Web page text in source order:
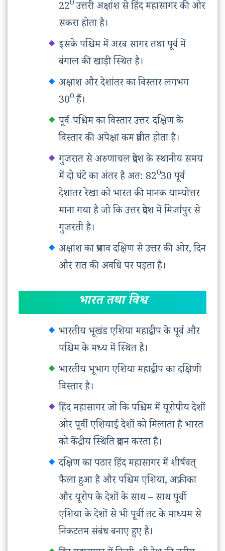
220उत्तरी अक्षांश से हिंद महासागर की ओर
संकरा होता है।
इसके पश्चिम में अरब सागर तथा पूर्व में
बंगाल की खाड़ी स्थित है।
अक्षांश और देशांतर का विस्तार लगभग
300हैं।
पूर्व-पश्चिम का विस्तार उत्तर-दक्षिण के
विस्तार की अपेक्षा कम प्रतीत होता है।
गुजरात से अरुणाचल प्रदेश के स्थानीय समय
में दो घंटे का अंतर है अत: 82030 पूर्व
देशांतर रेखा को भारत की मानक याम्योत्तर
माना गया है जो कि उत्तर प्रदेश में मिर्जापुर से
गुजरती है।
अक्षांश का प्रभाव दक्षिण से उत्तर की ओर, दिन
और रात की अवधि पर पड़ता है।
भारत तथा विश्व
भारतीय भूखंड एशिया महाद्वीप के पूर्व और
पश्चिम के मध्य में स्थित है।
भारतीय भूभाग एशिया महाद्वीप का दक्षिणी
विस्तार है।
हिंद महासागर जो कि पश्चिम में यूरोपीय देशों
ओर पूर्वी एशियाई देशों को मिलाता है भारत
को केंद्रीय स्थिति प्रदान करता है।
दक्षिण का पठार हिंद महासागर में शीर्षवत्
फैला हुआ है और पश्चिम एशिया, अफ्रीका
और यूरोप के देशों के साथ – साथ पूर्वी
एशिया के देशों से भी पूर्वी तट के माध्यम से
निकटतम संबंध बनाए हुए है।